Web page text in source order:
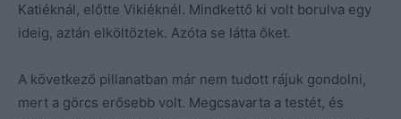
Katiéknál, előtte Vikiéknél. Mindkettő ki volt borulva egy
ideig, aztán elköltöztek. Azóta se látta őket.
A következő pillanatban már nem tudott rájuk gondolni,
mert a görcs erősebb volt. Megcsavarta a testét, és